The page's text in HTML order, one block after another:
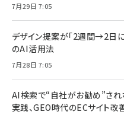
7月29日 7:05
デザイン提案が「2週間→2日
のAI活用法
7月28日 7:05
AI検索で“自社がお勧め”され
実践、GEO時代のECサイト改